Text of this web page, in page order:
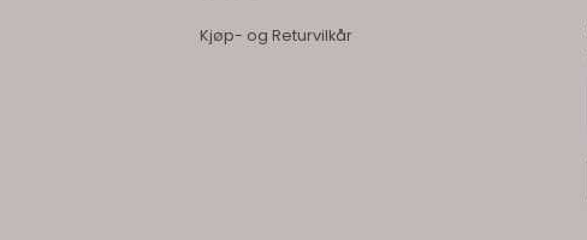
Kjøp- og Returvilkår